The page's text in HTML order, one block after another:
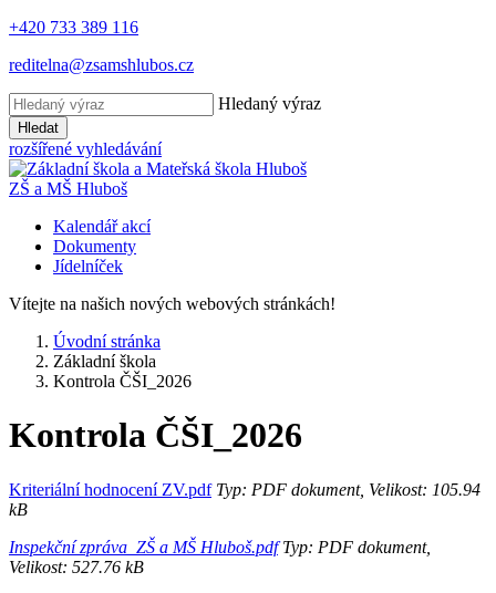
+420 733 389 116
reditelna@zsamshlubos.cz
Hledaný výraz
Hledat
rozšířené vyhledávání
ZŠ a MŠ Hluboš
Kalendář akcí
Dokumenty
Jídelníček
Vítejte na našich nových webových stránkách!
Úvodní stránka
Základní škola
Kontrola ČŠI_2026
Kontrola ČŠI_2026
Kriteriální hodnocení ZV.pdfTyp: PDF dokument, Velikost: 105.94
kB
Inspekční zpráva_ZŠ a MŠ Hluboš.pdfTyp: PDF dokument,
Velikost: 527.76 kB